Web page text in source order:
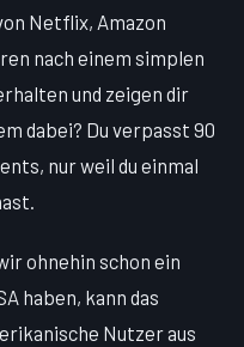
Netflix, Amazon
nach einem simplen
und zeigen dir
dabei? Du verpasst 90
nur weil du einmal
ohnehin schon ein
haben, kann das
Nutzer aus